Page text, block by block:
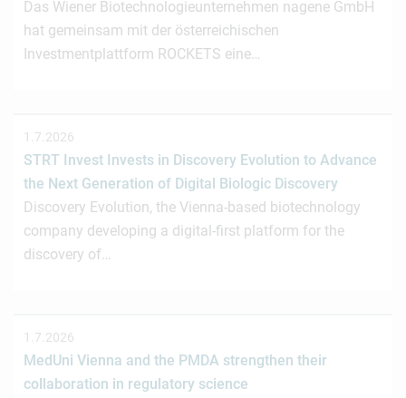
Das Wiener Biotechnologieunternehmen nagene GmbH
hat gemeinsam mit der österreichischen
Investmentplattform ROCKETS eine…
1.7.2026
STRT Invest Invests in Discovery Evolution to Advance
the Next Generation of Digital Biologic Discovery
Discovery Evolution, the Vienna-based biotechnology
company developing a digital-first platform for the
discovery of…
1.7.2026
MedUni Vienna and the PMDA strengthen their
collaboration in regulatory science